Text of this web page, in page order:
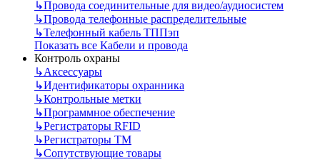
↳Провода соединительные для видео/аудиосистем
↳Провода телефонные распределительные
↳Телефонный кабель ТППэп
Показать все Кабели и провода
Контроль охраны
↳Аксессуары
↳Идентификаторы охранника
↳Контрольные метки
↳Программное обеспечение
↳Регистраторы RFID
↳Регистраторы ТМ
↳Сопутствующие товары